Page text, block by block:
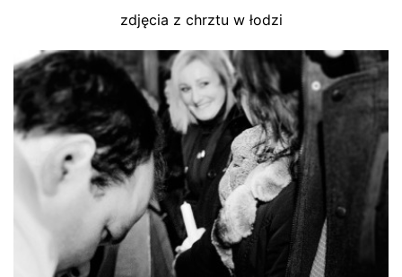
zdjęcia z chrztu w łodzi